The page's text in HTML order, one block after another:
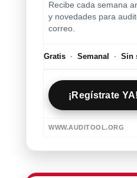
Recibe cada semana
y novedades para
correo.
Gratis · Semanal · Sin
¡Regístrate
WWW.AUDITOOL.ORG